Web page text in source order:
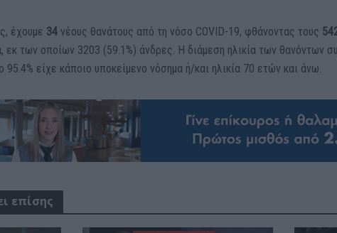
έχουμε 34 νέους θανάτους από τη νόσο COVID-19, φθάνοντας τους
εκ των οποίων 3203 (59.1%) άνδρες. Η διάμεση ηλικία των θανόντων
95.4% είχε κάποιο υποκείμενο νόσημα ή/και ηλικία 70 ετών και άνω.
επίσης